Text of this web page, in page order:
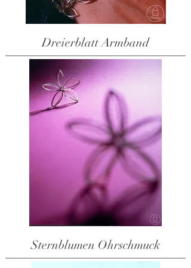
Dreierblatt Armband
Sternblumen Ohrschmuck